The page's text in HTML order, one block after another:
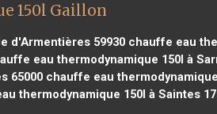
150l Gaillon
d'Armentières 59930chauffe eau
eau thermodynamique 150l à
65000chauffe eau
thermodynamique 150l à Saintes